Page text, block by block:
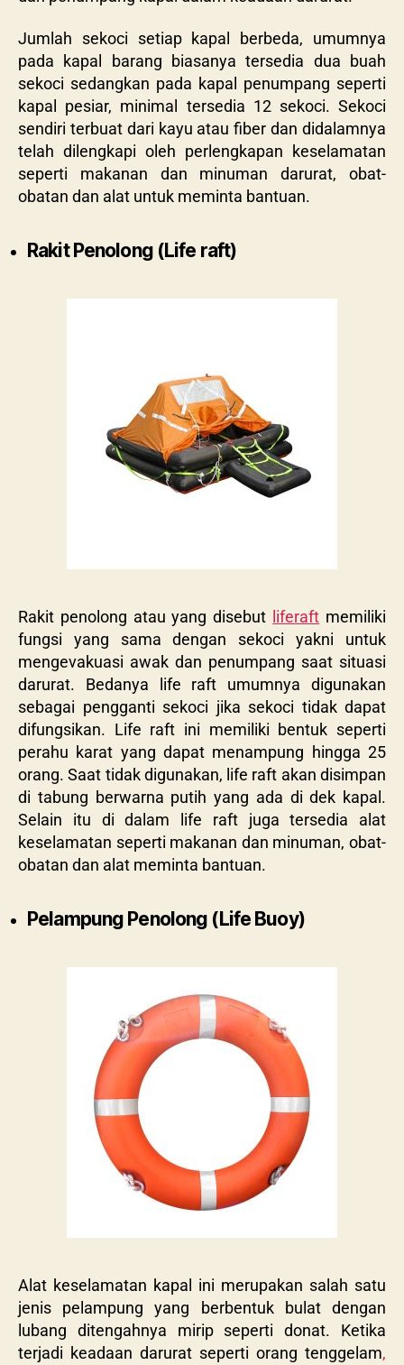
Jumlah sekoci setiap kapal berbeda, umumnya
pada kapal barang biasanya tersedia dua buah
sekoci sedangkan pada kapal penumpang seperti
kapal pesiar, minimal tersedia 12 sekoci. Sekoci
sendiri terbuat dari kayu atau fiber dan didalamnya
telah dilengkapi oleh perlengkapan keselamatan
seperti makanan dan minuman darurat, obat-
obatan dan alat untuk meminta bantuan.
Rakit Penolong (Life raft)
Rakit penolong atau yang disebut liferaft memiliki
fungsi yang sama dengan sekoci yakni untuk
mengevakuasi awak dan penumpang saat situasi
darurat. Bedanya life raft umumnya digunakan
sebagai pengganti sekoci jika sekoci tidak dapat
difungsikan. Life raft ini memiliki bentuk seperti
perahu karat yang dapat menampung hingga 25
orang. Saat tidak digunakan, life raft akan disimpan
di tabung berwarna putih yang ada di dek kapal.
Selain itu di dalam life raft juga tersedia alat
keselamatan seperti makanan dan minuman, obat-
obatan dan alat meminta bantuan.
Pelampung Penolong (Life Buoy)
Alat keselamatan kapal ini merupakan salah satu
jenis pelampung yang berbentuk bulat dengan
lubang ditengahnya mirip seperti donat. Ketika
terjadi keadaan darurat seperti orang tenggelam,